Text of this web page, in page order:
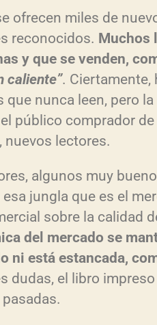
ofrecen miles de
reconocidos. Muchos
y que se venden,
caliente”. Ciertamente,
nunca leen, pero la
público comprador de
nuevos lectores.
algunos muy
jungla que es el
sobre la calidad
del mercado se
ni está estancada,
dudas, el libro